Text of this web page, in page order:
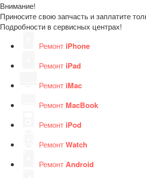
Внимание!
Приносите свою запчасть и заплатите
Подробности в сервисных центрах!
Ремонт iPhone
Ремонт iPad
Ремонт iMac
Ремонт MacBook
Ремонт iPod
РемонтWatch
РемонтAndroid